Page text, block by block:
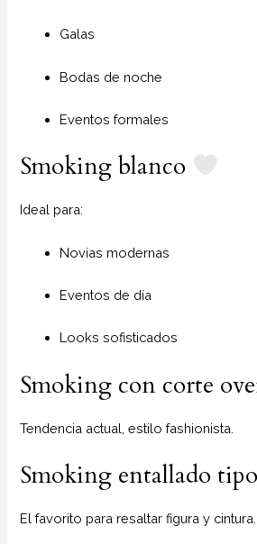
Galas
Bodas de noche
Eventos formales
Smoking blanco
Ideal para:
Novias modernas
Eventos de día
Looks sofisticados
Smoking con corte
Tendencia actual, estilo fashionista.
Smoking entallado
El favorito para resaltar figura y cintura.